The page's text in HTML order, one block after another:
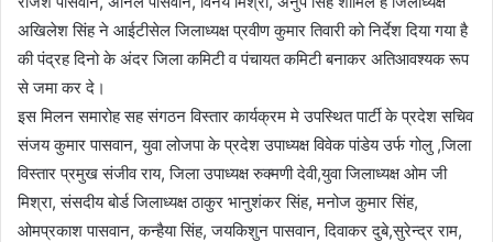
अखिलेश सिंह ने आईटीसेल जिलाध्यक्ष प्रवीण कुमार तिवारी को निर्देश दिया गया है
की पंद्रह दिनो के अंदर जिला कमिटी व पंचायत कमिटी बनाकर अतिआवश्यक रूप
से जमा कर दे।
इस मिलन समारोह सह संगठन विस्तार कार्यक्रम मे उपस्थित पार्टी के प्रदेश सचिव
संजय कुमार पासवान, युवा लोजपा के प्रदेश उपाध्यक्ष विवेक पांडेय उर्फ गोलु ,जिला
विस्तार प्रमुख संजीव राय, जिला उपाध्यक्ष रुक्मणी देवी,युवा जिलाध्यक्ष ओम जी
मिश्रा, संसदीय बोर्ड जिलाध्यक्ष ठाकुर भानुशंकर सिंह, मनोज कुमार सिंह,
ओमप्रकाश पासवान, कन्हैया सिंह, जयकिशुन पासवान, दिवाकर दुबे,सुरेन्द्र राम,